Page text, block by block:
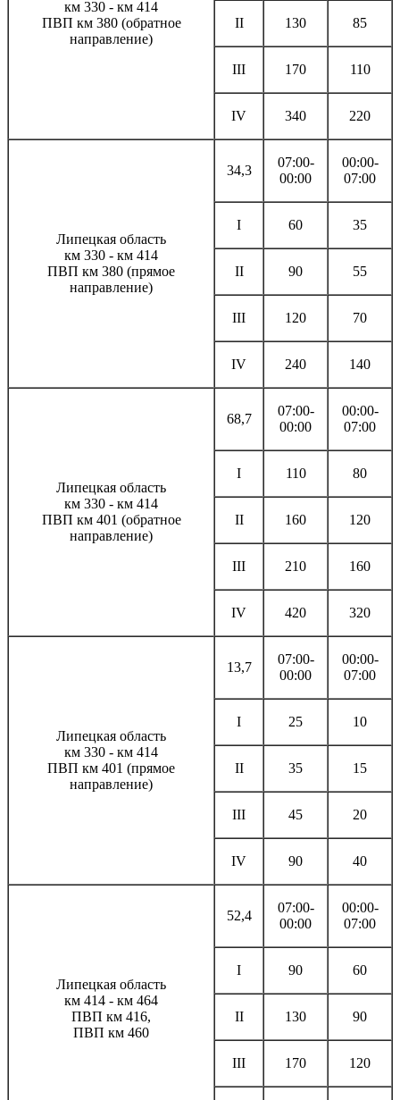
км 330 - км 414
ПВП км 380 (обратное
направление)
II 130 85
III 170 110
IV 340 220
Липецкая область
км 330 - км 414
ПВП км 380 (прямое
направление)
34,3
07:00-
00:00
00:00-
07:00
I 60 35
II 90 55
III 120 70
IV 240 140
Липецкая область
км 330 - км 414
ПВП км 401 (обратное
направление)
68,7
07:00-
00:00
00:00-
07:00
I 110 80
II 160 120
III 210 160
IV 420 320
Липецкая область
км 330 - км 414
ПВП км 401 (прямое
направление)
13,7
07:00-
00:00
00:00-
07:00
I 25 10
II 35 15
III 45 20
IV 90 40
Липецкая область
км 414 - км 464
ПВП км 416,
ПВП км 460
52,4
07:00-
00:00
00:00-
07:00
I 90 60
II 130 90
III 170 120